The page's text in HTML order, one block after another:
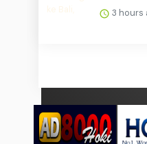
3 hours